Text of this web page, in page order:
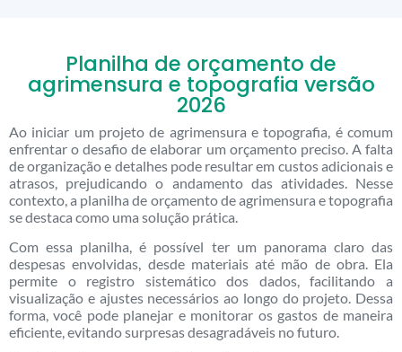
Planilha de orçamento de
agrimensura e topografia versão
2026
Ao iniciar um projeto de agrimensura e topografia, é comum
enfrentar o desafio de elaborar um orçamento preciso. A falta
de organização e detalhes pode resultar em custos adicionais e
atrasos, prejudicando o andamento das atividades. Nesse
contexto, a planilha de orçamento de agrimensura e topografia
se destaca como uma solução prática.
Com essa planilha, é possível ter um panorama claro das
despesas envolvidas, desde materiais até mão de obra. Ela
permite o registro sistemático dos dados, facilitando a
visualização e ajustes necessários ao longo do projeto. Dessa
forma, você pode planejar e monitorar os gastos de maneira
eficiente, evitando surpresas desagradáveis no futuro.